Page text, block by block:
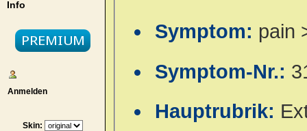
Info
Anmelden
Skin:
Symptom: pain
Symptom-Nr.:
Hauptrubrik: